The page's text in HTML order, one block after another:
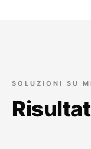
SOLUZIONI SU